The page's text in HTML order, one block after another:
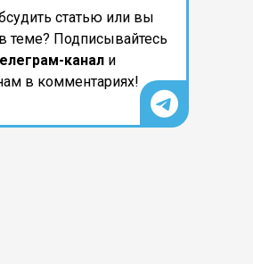
статью или вы
теме? Подписывайтесь
канал и
в комментариях!